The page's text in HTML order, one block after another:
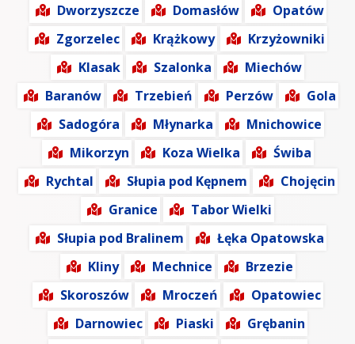
Dworzyszcze
Domasłów
Opatów
Zgorzelec
Krążkowy
Krzyżowniki
Klasak
Szalonka
Miechów
Baranów
Trzebień Perzów
Gola
Sadogóra
Młynarka
Mnichowice
Mikorzyn
Koza Wielka
Świba
Rychtal
Słupia pod Kępnem
Chojęcin
Granice
Tabor Wielki
Słupia pod Bralinem
Łęka Opatowska
Kliny
Mechnice
Brzezie
Skoroszów
Mroczeń
Opatowiec
Darnowiec
Piaski
Grębanin